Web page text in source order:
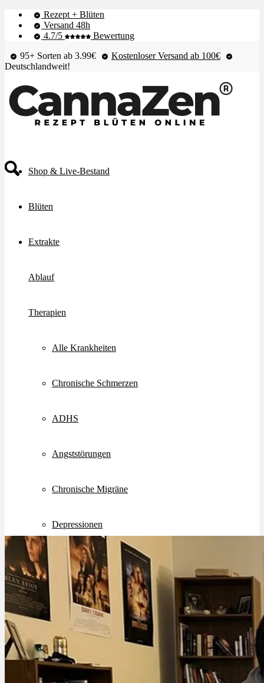
Rezept + Blüten
Versand 48h
4.7/5
Bewertung
95+ Sorten ab 3.99€
Kostenloser Versand ab 100€
Deutschlandweit!
Shop & Live-Bestand
Blüten
Extrakte
Ablauf
Therapien
Alle Krankheiten
Chronische Schmerzen
ADHS
Angststörungen
Chronische Migräne
Depressionen
Schlafstörungen
Cannabis Ärzte
Cannabis Rezept
Cannabis Apotheke